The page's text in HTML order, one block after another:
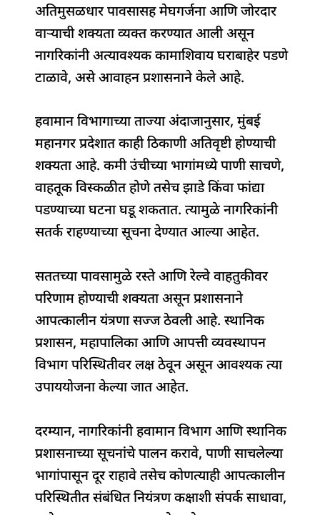
अतिमुसळधार पावसासह मेघगर्जना आणि जोरदार
वाऱ्याची शक्यता व्यक्त करण्यात आली असून
नागरिकांनी अत्यावश्यक कामाशिवाय घराबाहेर पडणे
टाळावे, असे आवाहन प्रशासनाने केले आहे.
हवामान विभागाच्या ताज्या अंदाजानुसार, मुंबई
महानगर प्रदेशात काही ठिकाणी अतिवृष्टी होण्याची
शक्यता आहे. कमी उंचीच्या भागांमध्ये पाणी साचणे,
वाहतूक विस्कळीत होणे तसेच झाडे किंवा फांद्या
पडण्याच्या घटना घडू शकतात. त्यामुळे नागरिकांनी
सतर्क राहण्याच्या सूचना देण्यात आल्या आहेत.
सततच्या पावसामुळे रस्ते आणि रेल्वे वाहतुकीवर
परिणाम होण्याची शक्यता असून प्रशासनाने
आपत्कालीन यंत्रणा सज्ज ठेवली आहे. स्थानिक
प्रशासन, महापालिका आणि आपत्ती व्यवस्थापन
विभाग परिस्थितीवर लक्ष ठेवून असून आवश्यक त्या
उपाययोजना केल्या जात आहेत.
दरम्यान, नागरिकांनी हवामान विभाग आणि स्थानिक
प्रशासनाच्या सूचनांचे पालन करावे, पाणी साचलेल्या
भागांपासून दूर राहावे तसेच कोणत्याही आपत्कालीन
परिस्थितीत संबंधित नियंत्रण कक्षाशी संपर्क साधावा,